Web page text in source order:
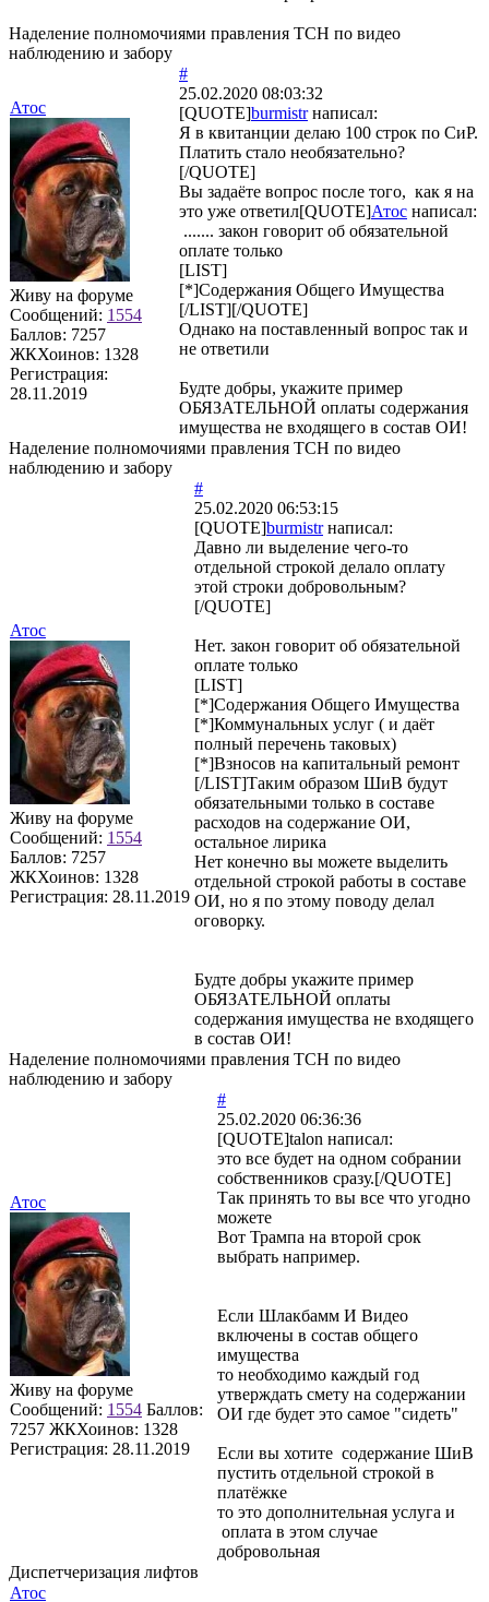
Наделение полномочиями правления ТСН по видео
наблюдению и забору
Атос
Живу на форуме
Сообщений: 1554
Баллов: 7257
ЖКХоинов: 1328
Регистрация:
28.11.2019
#
25.02.2020 08:03:32
[QUOTE]burmistrнаписал:
Я в квитанции делаю 100 строк по СиР.
Платить стало необязательно?
[/QUOTE]
Вы задаёте вопрос после того, как я на
это уже ответил[QUOTE]Атос написал:
....... закон говорит об обязательной
оплате только
[LIST]
[*]Содержания Общего Имущества
[/LIST][/QUOTE]
Однако на поставленный вопрос так и
не ответили
Будте добры, укажите пример
ОБЯЗАТЕЛЬНОЙ оплаты содержания
имущества не входящего в состав ОИ!
Наделение полномочиями правления ТСН по видео
наблюдению и забору
Атос
Живу на форуме
Сообщений: 1554
Баллов: 7257
ЖКХоинов: 1328
Регистрация: 28.11.2019
#
25.02.2020 06:53:15
[QUOTE]burmistrнаписал:
Давно ли выделение чего-то
отдельной строкой делало оплату
этой строки добровольным?
[/QUOTE]
Нет. закон говорит об обязательной
оплате только
[LIST]
[*]Содержания Общего Имущества
[*]Коммунальных услуг ( и даёт
полный перечень таковых)
[*]Взносов на капитальный ремонт
[/LIST]Таким образом ШиВ будут
обязательными только в составе
расходов на содержание ОИ,
остальное лирика
Нет конечно вы можете выделить
отдельной строкой работы в составе
ОИ, но я по этому поводу делал
оговорку.
Будте добры укажите пример
ОБЯЗАТЕЛЬНОЙ оплаты
содержания имущества не входящего
в состав ОИ!
Наделение полномочиями правления ТСН по видео
наблюдению и забору
Атос
Живу на форуме
Сообщений: 1554 Баллов:
7257 ЖКХоинов: 1328
Регистрация: 28.11.2019
#
25.02.2020 06:36:36
[QUOTE]talon написал:
это все будет на одном собрании
собственников сразу.[/QUOTE]
Так принять то вы все что угодно
можете
Вот Трампа на второй срок
выбрать например.
Если Шлакбамм И Видео
включены в состав общего
имущества
то необходимо каждый год
утверждать смету на содержании
ОИ где будет это самое "сидеть"
Если вы хотите содержание ШиВ
пустить отдельной строкой в
платёжке
то это дополнительная услуга и
оплата в этом случае
добровольная
Диспетчеризация лифтов
Атос